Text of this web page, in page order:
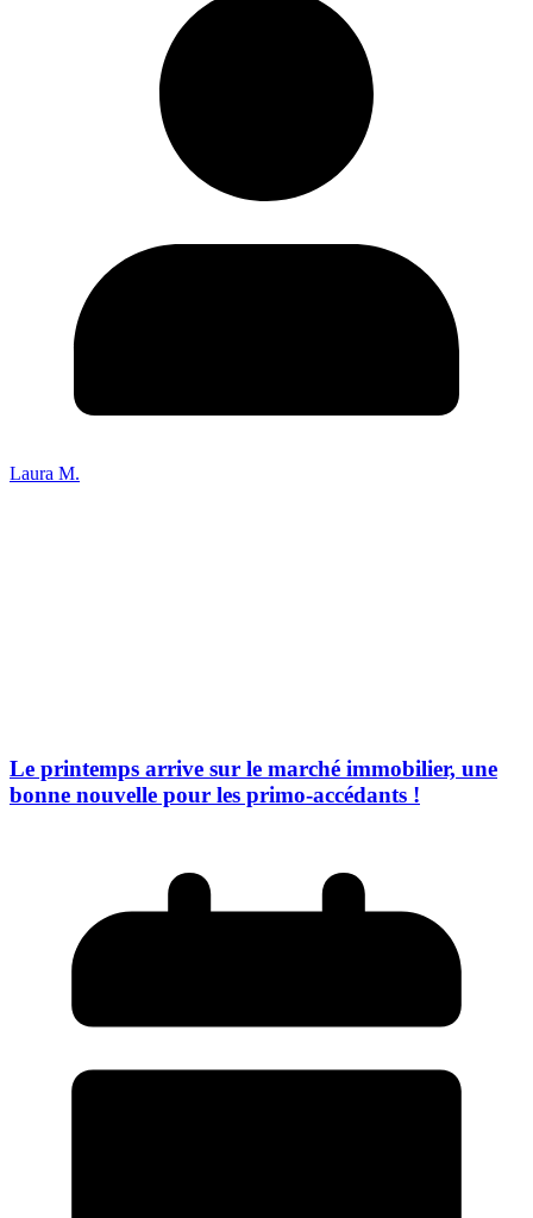
Laura M.
Le printemps arrive sur le marché immobilier, une
bonne nouvelle pour les primo-accédants !